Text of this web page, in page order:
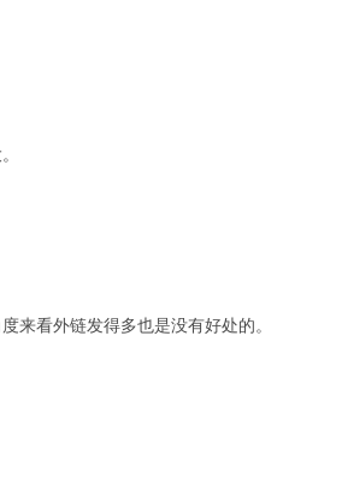
来看外链发得多也是没有好处的。